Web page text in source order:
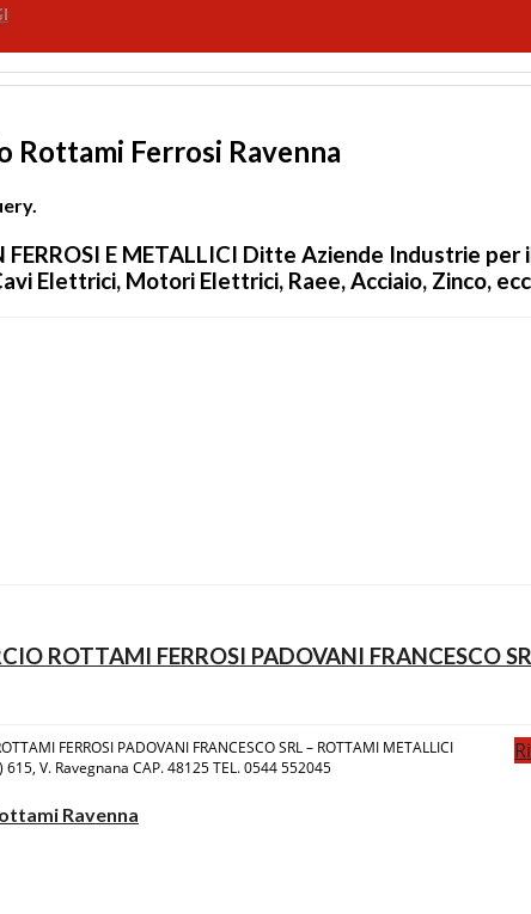
Rottami Ferrosi Ravenna
E METALLICI Ditte Aziende Industrie
Elettrici, Motori Elettrici, Raee, Acciaio, Zinco,
ROTTAMI FERROSI PADOVANI FRANCESCO
FERROSI PADOVANI FRANCESCO SRL – ROTTAMI METALLICI
615, V. Ravegnana CAP. 48125 TEL. 0544 552045
Ravenna